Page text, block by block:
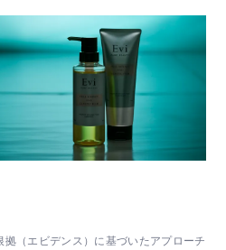
（エビデンス）に基づいたアプローチ